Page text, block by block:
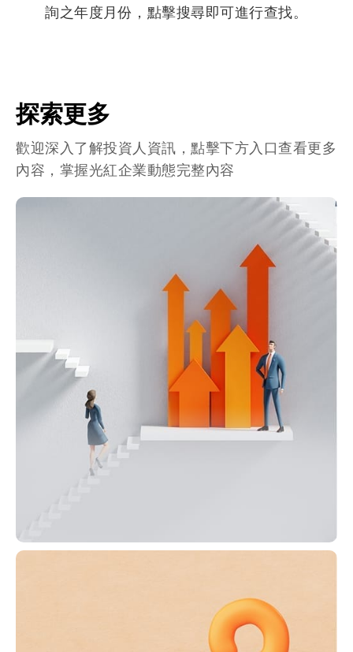
詢之年度月份，點擊搜尋即可進行查找。
探索更多
歡迎深入了解投資人資訊，點擊下方入口查看更多
內容，掌握光紅企業動態完整內容
探索財務資訊，掌握企業績效與發展趨勢，